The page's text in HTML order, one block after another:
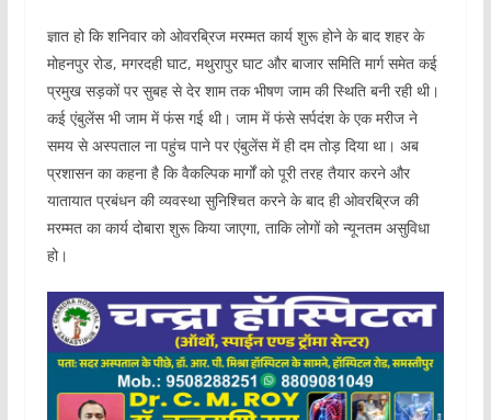
ज्ञात हो कि शनिवार को ओवरब्रिज मरम्मत कार्य शुरू होने के बाद शहर के
मोहनपुर रोड, मगरदही घाट, मथुरापुर घाट और बाजार समिति मार्ग समेत कई
प्रमुख सड़कों पर सुबह से देर शाम तक भीषण जाम की स्थिति बनी रही थी।
कई एंबुलेंस भी जाम में फंस गई थी। जाम में फंसे सर्पदंश के एक मरीज ने
समय से अस्पताल ना पहुंच पाने पर एंबुलेंस में ही दम तोड़ दिया था। अब
प्रशासन का कहना है कि वैकल्पिक मार्गों को पूरी तरह तैयार करने और
यातायात प्रबंधन की व्यवस्था सुनिश्चित करने के बाद ही ओवरब्रिज की
मरम्मत का कार्य दोबारा शुरू किया जाएगा, ताकि लोगों को न्यूनतम असुविधा
हो।